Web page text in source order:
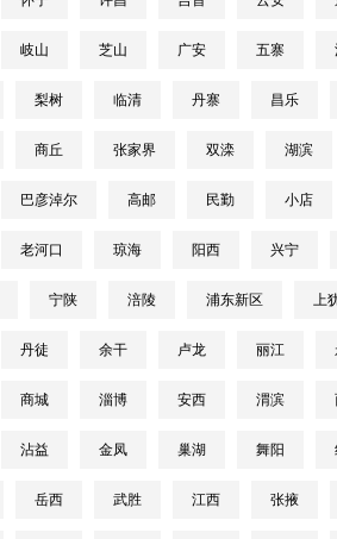
岐山 芝山 广安 五寨
梨树 临清 丹寨 昌乐
商丘 张家界 双滦 湖滨
巴彦淖尔 高邮 民勤 小店
老河口 琼海 阳西 兴宁
宁陕 涪陵 浦东新区 上
丹徒 余干 卢龙 丽江
商城 淄博 安西 渭滨
沾益 金凤 巢湖 舞阳
岳西 武胜 江西 张掖